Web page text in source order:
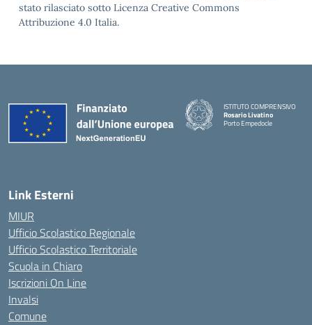
stato rilasciato sotto Licenza Creative Commons
Attribuzione 4.0 Italia.
ISTITUTO COMPRENSIVO
Rosario Livatino
Porto Empedocle
Link Esterni
MIUR
Ufficio Scolastico Regionale
Ufficio Scolastico Territoriale
Scuola in Chiaro
Iscrizioni On Line
Invalsi
Comune